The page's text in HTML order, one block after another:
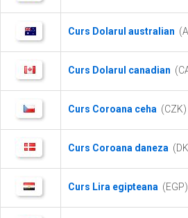
Curs Dolarul australian
Curs Dolarul canadian
Curs Coroana ceha (CZK)
Curs Coroana daneza
Curs Lira egipteana (EGP)